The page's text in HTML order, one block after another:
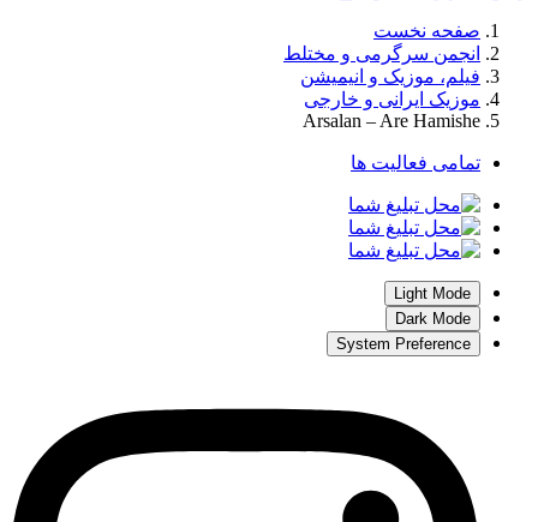
صفحه نخست
انجمن سرگرمی و مختلط
فیلم، موزیک و انیمیشن
موزیک ایرانی و خارجی
Arsalan – Are Hamishe
تمامی فعالیت ها
Light Mode
Dark Mode
System Preference